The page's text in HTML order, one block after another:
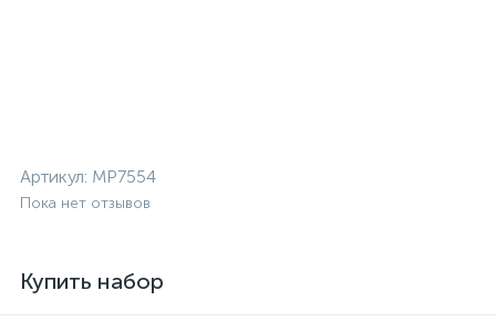
Артикул: MP7554
Пока нет отзывов
Купить набор